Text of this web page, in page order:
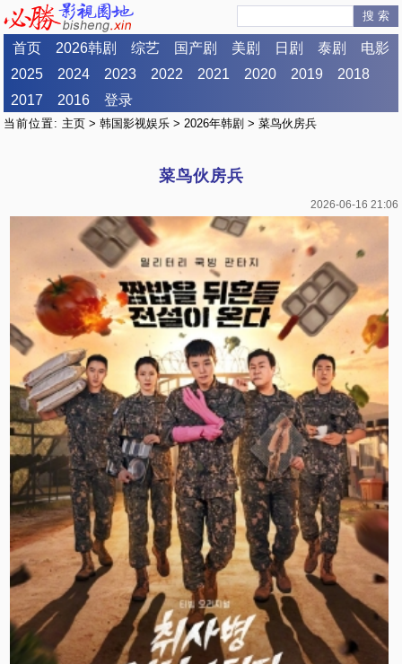
搜 索
首页 2026韩剧 综艺 国产剧 美剧 日剧 泰剧
电影
2025
2024 2023 2022 2021 2020 2019
2018
2017
2016 登录
当前位置: 主页 >韩国影视娱乐 >2026年韩剧 > 菜鸟伙房兵
菜鸟伙房兵
2026-06-16 21:06